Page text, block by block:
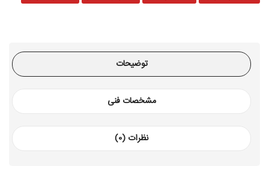
توضیحات
مشخصات فنی
نظرات (0)